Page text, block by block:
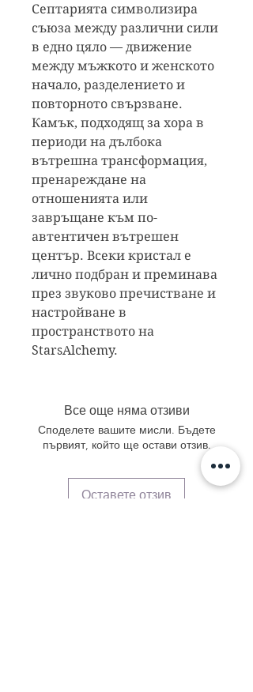
Септарията символизира
съюза между различни сили
в едно цяло — движение
между мъжкото и женското
начало, разделението и
повторното свързване.
Камък, подходящ за хора в
периоди на дълбока
вътрешна трансформация,
пренареждане на
отношенията или
завръщане към по-
автентичен вътрешен
център. Всеки кристал е
лично подбран и преминава
през звуково пречистване и
настройване в
пространството на
StarsAlchemy.
Все още няма отзиви
Споделете вашите мисли. Бъдете
първият, който ще остави отзив.
Оставете отзив